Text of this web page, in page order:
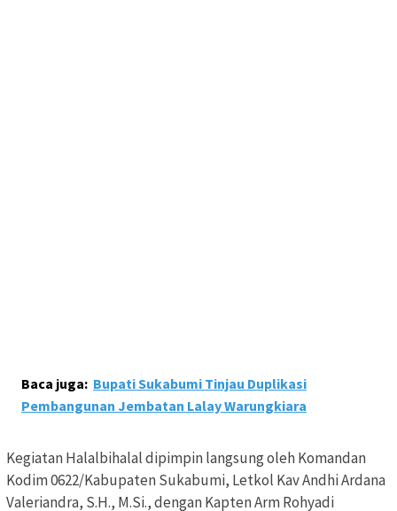
Baca juga: Bupati Sukabumi Tinjau Duplikasi
Pembangunan Jembatan Lalay Warungkiara
Kegiatan Halalbihalal dipimpin langsung oleh Komandan
Kodim 0622/Kabupaten Sukabumi, Letkol Kav Andhi Ardana
Valeriandra, S.H., M.Si., dengan Kapten Arm Rohyadi